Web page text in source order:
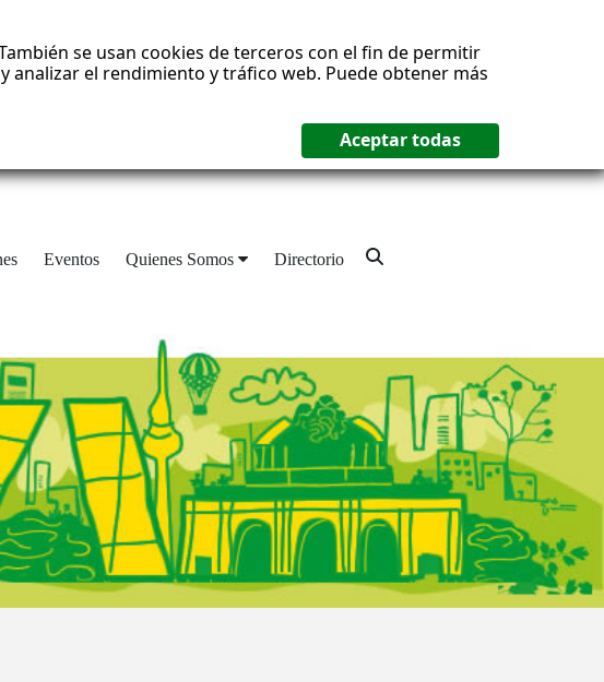
se usan cookies de terceros con el fin de permitir
analizar el rendimiento y tráfico web. Puede obtener más
Eventos Quienes Somos Directorio